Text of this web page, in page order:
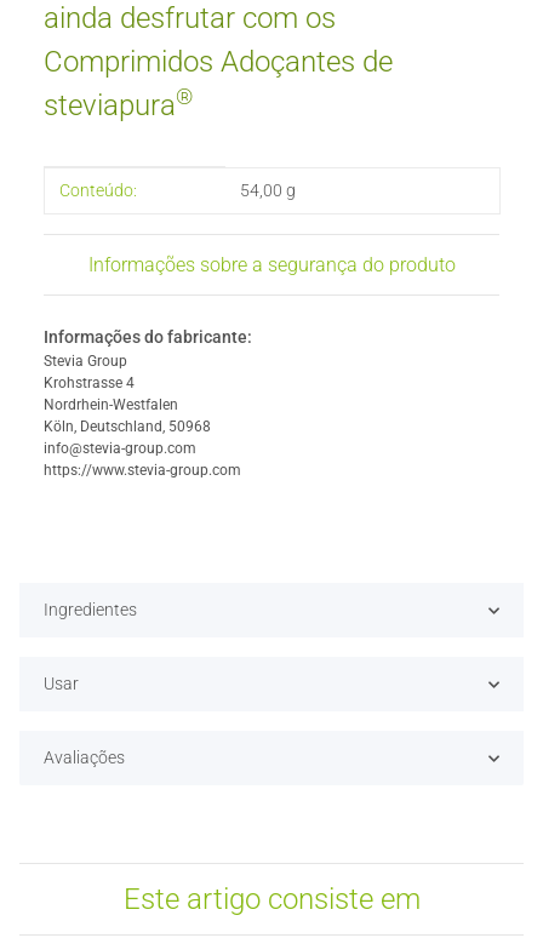
ainda desfrutar com os
Comprimidos Adoçantes de
steviapura®
#productDetails.itemInformation#
#productDetails.itemValue#
Conteúdo: 54,00 g
Informações sobre a segurança do produto
Informações do fabricante:
Stevia Group
Krohstrasse 4
Nordrhein-Westfalen
Köln, Deutschland, 50968
info@stevia-group.com
https://www.stevia-group.com
Ingredientes
Usar
Avaliações
Este artigo consiste em